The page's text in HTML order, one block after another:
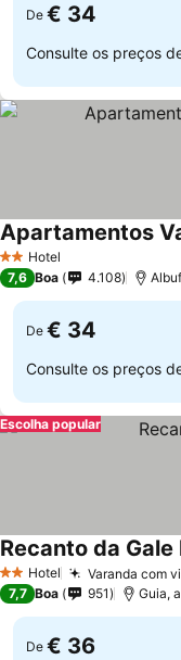
De € 34
Consulte os preços
2 Estrelas
Hotel
Apartamentos
7,6 Boa 4.108
De € 34
Consulte os preços
Escolha popular
2 Estrelas
Hotel Varanda com
Recanto da
7,7 Boa 951 Guia,
De € 36